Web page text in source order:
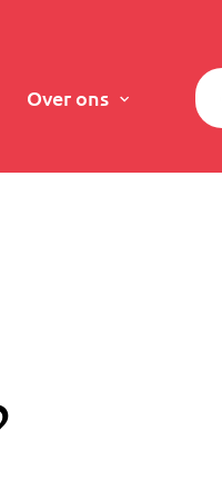
Over ons